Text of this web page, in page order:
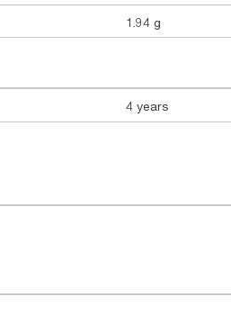
1.94 g
4 years